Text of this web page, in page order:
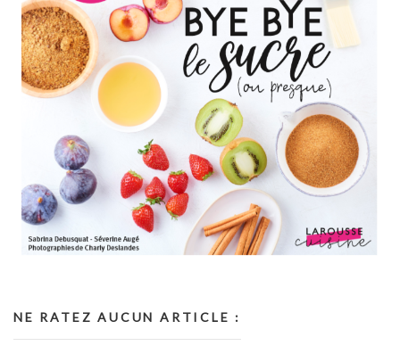
NE RATEZ AUCUN ARTICLE :